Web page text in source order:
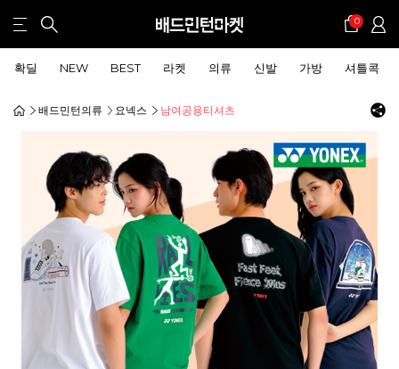
0
확딜 NEW BEST 라켓 의류 신발 가방 셔틀콕
배드민턴의류 요넥스 남여공용티셔츠